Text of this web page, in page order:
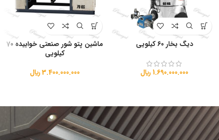
دیگ بخار 60 کیلویی
1.690.000.000 ﷼
ماشین پتو شور صنعتی خوابیده 70
کیلویی
3.400.000.000﷼